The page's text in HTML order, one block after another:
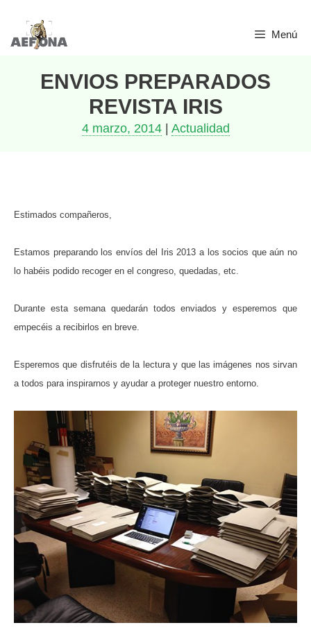
Saltar
Menú
ENVIOS PREPARADOS
REVISTA IRIS
4 marzo, 2014| Actualidad
Estimados compañeros,
Estamos preparando los envíos del Iris 2013 a los socios que aún no
lo habéis podido recoger en el congreso, quedadas, etc.
Durante esta semana quedarán todos enviados y esperemos que
empecéis a recibirlos en breve.
Esperemos que disfrutéis de la lectura y que las imágenes nos sirvan
a todos para inspirarnos y ayudar a proteger nuestro entorno.